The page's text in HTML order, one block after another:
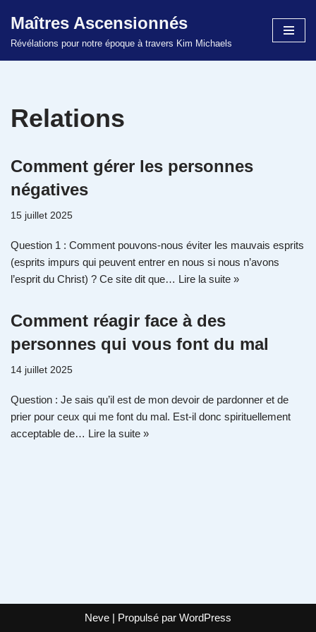
Aller
Maîtres Ascensionnés
Révélations pour notre époque à travers Kim Michaels
Relations
Comment gérer les personnes
négatives
15 juillet 2025
Question 1 : Comment pouvons-nous éviter les mauvais esprits
(esprits impurs qui peuvent entrer en nous si nous n’avons
l’esprit du Christ) ? Ce site dit que… Lire la suite »
Comment réagir face à des
personnes qui vous font du mal
14 juillet 2025
Question : Je sais qu’il est de mon devoir de pardonner et de
prier pour ceux qui me font du mal. Est-il donc spirituellement
acceptable de… Lire la suite »
Neve | Propulsé par WordPress